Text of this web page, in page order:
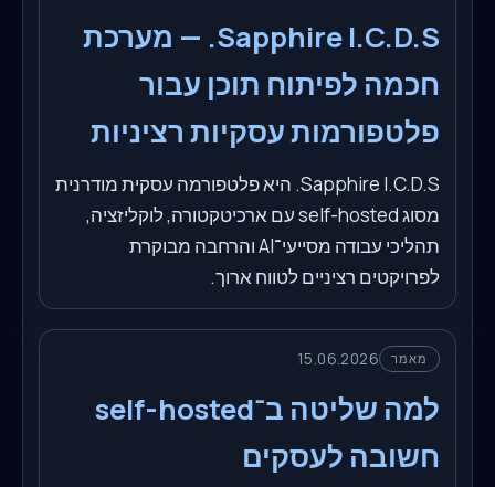
Sapphire I.C.D.S. — מערכת
חכמה לפיתוח תוכן עבור
פלטפורמות עסקיות רציניות
Sapphire I.C.D.S. היא פלטפורמה עסקית מודרנית
מסוג self-hosted עם ארכיטקטורה, לוקליזציה,
תהליכי עבודה מסייעי־AI והרחבה מבוקרת
לפרויקטים רציניים לטווח ארוך.
מאמר 15.06.2026
למה שליטה ב־self-hosted
חשובה לעסקים